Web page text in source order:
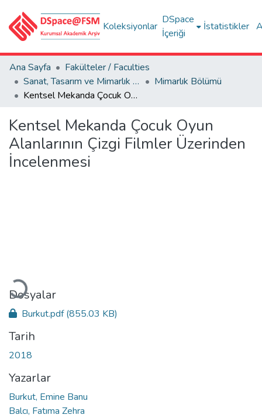
Koleksiyonlar
DSpace
İçeriği
İstatistikler
Ana Sayfa
Fakülteler / Faculties
Sanat, Tasarım ve Mimarlık Fakültesi / Faculty of Arts, Design and Architecture
Mimarlık Bölümü
Kentsel Mekanda Çocuk Oyun Alanlarının Çizgi Filmler Üzerinden İncelenmesi
Kentsel Mekanda Çocuk Oyun
Alanlarının Çizgi Filmler Üzerinden
İncelenmesi
Yükleniyor...
Dosyalar
Burkut.pdf(855.03 KB)
Tarih
2018
Yazarlar
Burkut, Emine Banu
Balcı, Fatıma Zehra